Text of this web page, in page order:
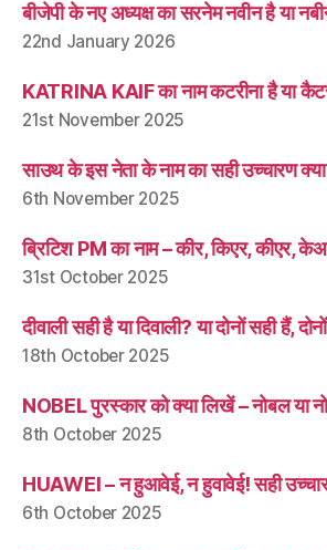
बीजेपी के नए अध्यक्ष का सरनेम नवीन है या
22nd January 2026
KATRINA KAIF का नाम कटरीना है या
21st November 2025
साउथ के इस नेता के नाम का सही उच्चारण
6th November 2025
ब्रिटिश PM का नाम – कीर, किएर, कीएर,
31st October 2025
दीवाली सही है या दिवाली? या दोनों सही हैं,
18th October 2025
NOBEL पुरस्कार को क्या लिखें – नोबल या
8th October 2025
HUAWEI – न हुआवेई, न हुवावेई! सही
6th October 2025